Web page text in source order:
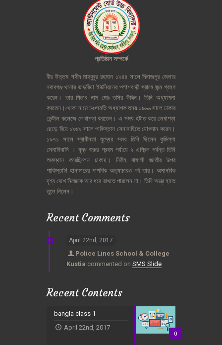
প্রতিষ্ঠান সম্পর্কে
বীর উত্তম শহীদ মাহবুবুর রহমান ১৯৪৪ সালে দিনাজপুর জেলার
নবাবগঞ্জ থানার ভাদুরিয়া ইউনিয়নের পলাশবাড়ী গ্রামে জন্ম গ্রহণ
করেন।
তার পিতার নাম মোঃ তসির উদ্দিন। তিনি অধ্যাপনা
করতেন।খোকা নামে চঞ্চলমতি অধ্যাপক তনয় ১৯৬৬ সালে ঢাকার
ডেন্টাল কলেজে লেখাপড়া করতেন। এ সময় হটাত করে লেখাপড়া
ছেড়ে দিয়ে ১৯৬৯ সালে পাকিস্তান সেনাবাহিতে যোগদান করেন।
১৯৭১
সালে স্বাধীনতা যুদ্ধের সময় তিনি ছিলেন কুমিল্লা
সেনানিবাসি
। যুদ্ধ শুরুর প্রথম পর্যায়ে ২ এপ্রিল পর্যন্ত তিনি
অবস্থান
করেছিলেন ঢাকায়। নিরীহ বাঙ্গালী জাতীর
উপর
পাকিস্তানি হানাদারের পাশবিক অত্যাচারও গর্ব তার। অমানবিক
দৃশ্য দেখে নিজেকে আর ধরে রাখতে পারলেন না। তিনি অস্ত্র হাতে
তুলে নিলেন।
Recent Comments
April 22nd, 2017
Police Lines School & College
Kustia commented on SMS Slide
Recent Contents
0
bangla class 1
April 22nd, 2017